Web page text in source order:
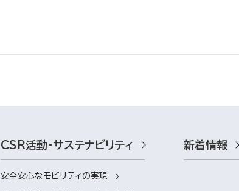
CSR活動・サステナビリティ
安全安心なモビリティの実現
新着情報